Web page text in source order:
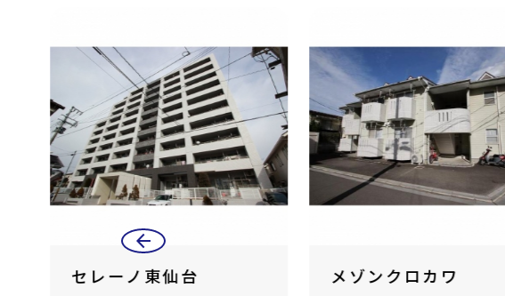
arrow_back
メゾンクロカワ
ファミール・サイセイ